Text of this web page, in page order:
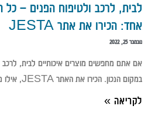
לבית, לרכב ולטיפוח הפנים –
אחד: הכירו את אתר JESTA
נובמבר 25, 2022
אם אתם מחפשים מוצרים איכותיים לבית,
במקום הנכון. הכירו את האתר JESTA, אילו מוצרים תוכלו למצוא שם ולמה כדאי
לקריאה »